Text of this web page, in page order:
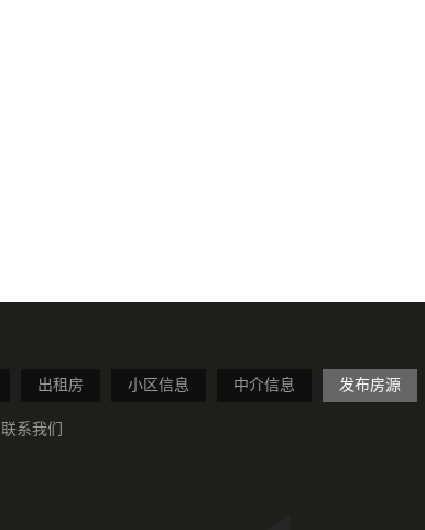
出租房 小区信息 中介信息 发布房源
联系我们